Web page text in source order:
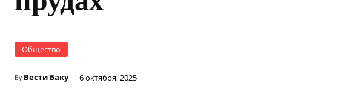
Общество
By Вести Баку 6 октября, 2025